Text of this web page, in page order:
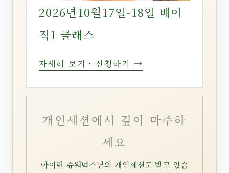
2026년10월17일-18일 베이
직1 클래스
자세히 보기・신청하기 →
개인세션에서 깊이 마주하
세요
아이린 슈워넥스님의 개인세션도 받고 있습